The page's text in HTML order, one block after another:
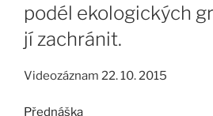
podél ekologických
jí zachránit.
Videozáznam 22. 10. 2015
Přednáška